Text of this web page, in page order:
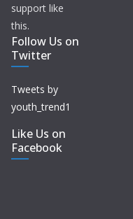
support like
this.
Follow Us on
Twitter
Tweets by
youth_trend1
Like Us on
Facebook